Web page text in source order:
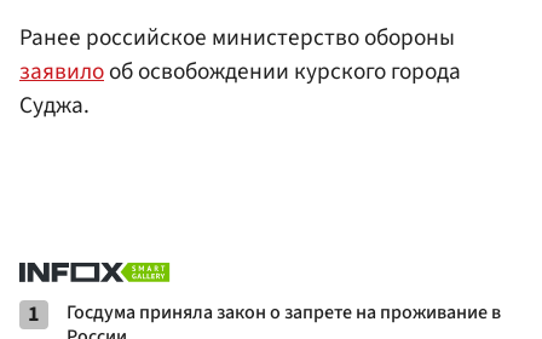
Ранее российское министерство обороны
заявилооб освобождении курского города
Суджа.
1
Госдума приняла закон о запрете на проживание в